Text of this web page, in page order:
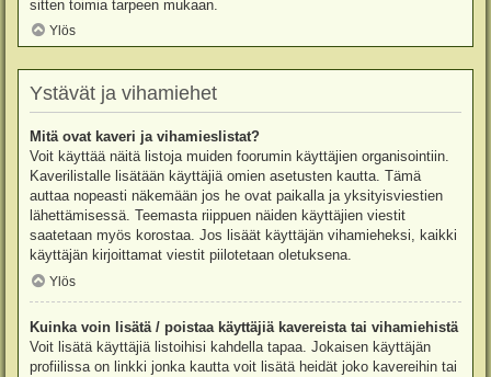
sitten toimia tarpeen mukaan.
Ylös
Ystävät ja vihamiehet
Mitä ovat kaveri ja vihamieslistat?
Voit käyttää näitä listoja muiden foorumin käyttäjien organisointiin.
Kaverilistalle lisätään käyttäjiä omien asetusten kautta. Tämä
auttaa nopeasti näkemään jos he ovat paikalla ja yksityisviestien
lähettämisessä. Teemasta riippuen näiden käyttäjien viestit
saatetaan myös korostaa. Jos lisäät käyttäjän vihamieheksi, kaikki
käyttäjän kirjoittamat viestit piilotetaan oletuksena.
Ylös
Kuinka voin lisätä / poistaa käyttäjiä kavereista tai vihamiehistä
Voit lisätä käyttäjiä listoihisi kahdella tapaa. Jokaisen käyttäjän
profiilissa on linkki jonka kautta voit lisätä heidät joko kavereihin tai